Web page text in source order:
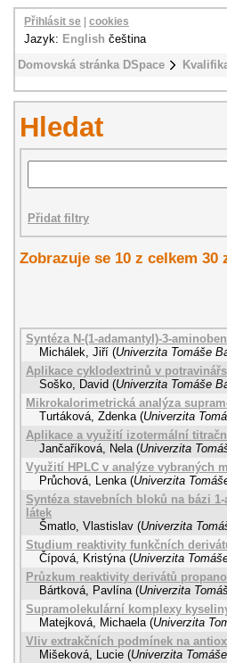
Domovská stránka DSpace
Přihlásit se cookies
Jazyk: English čeština
Hledat
Přidat filtry
Zobrazuje se 10 z celkem
Syntéza N-(1-adamantyl)-3-
Michálek, Jiří (Univerzita Tomáše
Aplikace cyklodextrinů v
Soško, David (Univerzita Tomáše
Mikrokalorimetrická analýza
Turtáková, Zdenka (Univerzita
Aplikace a využití izotermální
Jančaříková, Nela (Univerzita
Využití HPLC v analýze vybraných
Průchová, Lenka (Univerzita
Syntéza stavebních bloků na bázi
látek
Šmatlo, Vlastislav (Univerzita
Studium reaktivity funkčních
Čípová, Kristýna (Univerzita
Průzkum reaktivity derivátů
Bártková, Pavlína (Univerzita
Supramolekulární komplexy
Matejková, Michaela (Univerzita
Vliv extrakčních podmínek na
Mišeková, Lucie (Univerzita